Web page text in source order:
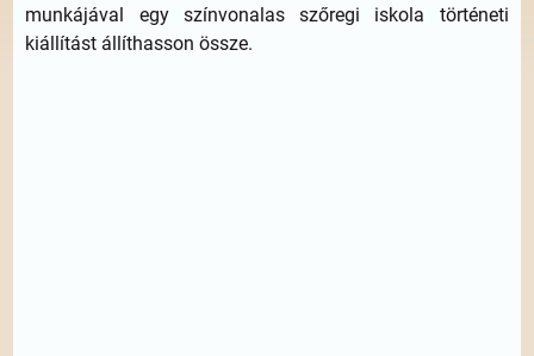
munkájával egy színvonalas szőregi iskola történeti
kiállítást állíthasson össze.